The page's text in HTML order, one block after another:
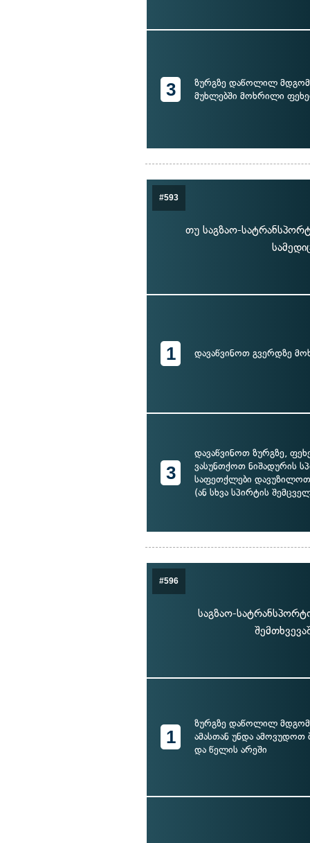
3
ზურგზე დაწოლილ
მუხლებში მოხრილი
#593
თუ საგზაო-
1 დავაწვინოთ გვერდზე
3
დავაწვინოთ ზურგზე,
ვასუნთქოთ ნიშადურის
საფეთქლები
(ან სხვა სპირტის
#596
საგზაო-
1
ზურგზე დაწოლილ
ამასთან უნდა ამოვუდოთ
და წელის არეში